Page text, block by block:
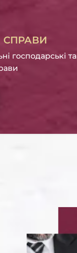
СПРАВИ
господарські та